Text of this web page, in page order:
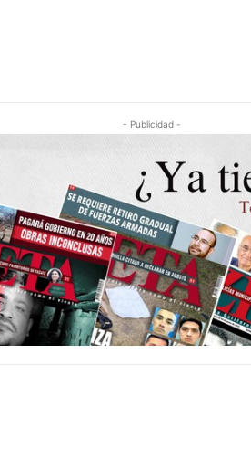
- Publicidad -